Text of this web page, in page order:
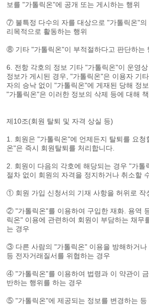
보를 "가톨릭온"에 공개 또는 게시하는 행위
⑦ 불특정 다수의 자를 대상으로 "가톨릭온"의
리목적으로 활동하는 행위
⑧ 기타 "가톨릭온"이 부적절하다고 판단하는
6. 전항 각호의 정보 기타 "가톨릭온"이 운영
정보가 게시된 경우, "가톨릭온"은 이용자 기
자의 승낙 없이 "가톨릭온"에 게재된 당해 정
"가톨릭온"은 이러한 정보의 삭제 등에 대해
제10조(회원 탈퇴 및 자격 상실 등)
1. 회원은 "가톨릭온"에 언제든지 탈퇴를 요청
온"은 즉시 회원탈퇴를 처리합니다.
2. 회원이 다음의 각호에 해당되는 경우 "가톨
절차 없이 회원의 자격을 정지하거나 취소할
① 회원 가입 신청서의 기재 사항을 허위로 작
② "가톨릭온"를 이용하여 구입한 재화. 용역
릭온" 이용에 관련하여 회원이 부담하는 채무
는 경우
③ 다른 사람의 "가톨릭온" 이용을 방해하거나
등 전자거래질서를 위협하는 경우
④ "가톨릭온"를 이용하여 법령과 이 약관이
반하는 행위를 하는 경우
⑤ "가톨릭온"에 제공되는 정보를 변경하는 등